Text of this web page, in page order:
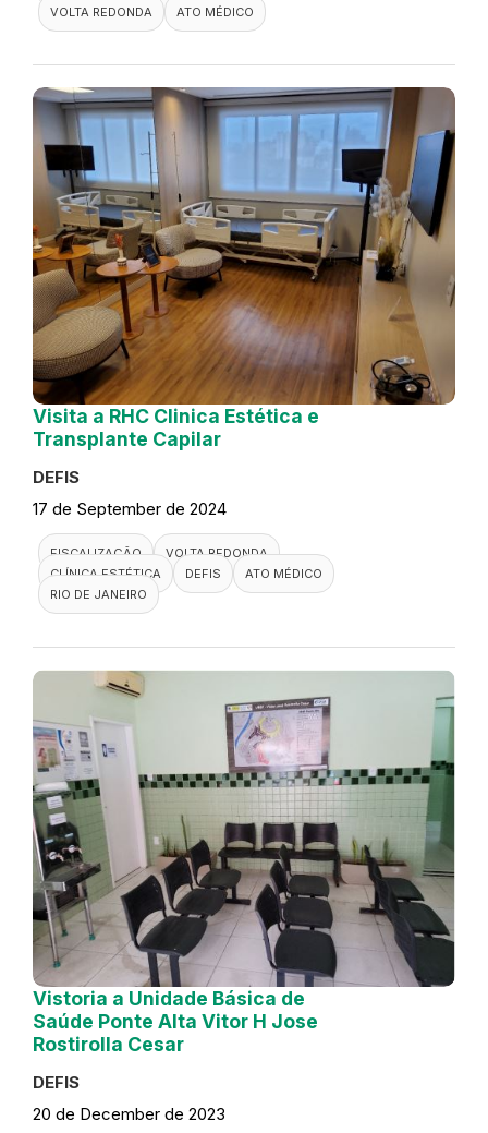
VOLTA REDONDA
ATO MÉDICO
Visita a RHC Clinica Estética e
Transplante Capilar
DEFIS
17 de September de 2024
FISCALIZAÇÃO
VOLTA REDONDA
CLÍNICA ESTÉTICA
DEFIS
ATO MÉDICO
RIO DE JANEIRO
Vistoria a Unidade Básica de
Saúde Ponte Alta Vitor H Jose
Rostirolla Cesar
DEFIS
20 de December de 2023